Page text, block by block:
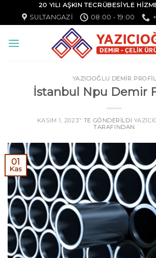
20 YILI AŞKIN TECRÜBESİYLE
SULTANGAZI
08:00 - 19:00
YAZICIOĞLU DEMİR PROFİL
İstanbul Npu Demir
KASIM 1, 2023’' TE GÖNDERILDI
TARAFINDAN
01
Kas